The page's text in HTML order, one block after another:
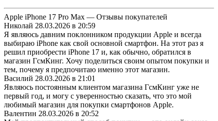
Apple iPhone 17 Pro Max — Отзывы покупателей
Николай 28.03.2026 в 20:59
Я являюсь давним поклонником продукции Apple и всегда
выбираю iPhone как свой основной смартфон. На этот раз я
решил приобрести iPhone 17 и, как обычно, обратился в
магазин ГсмКинг. Хочу поделиться своим опытом покупки и
тем, почему я предпочитаю именно этот магазин.
Василий 28.03.2026 в 21:01
Являюсь постоянным клиентом магазина ГсмКинг уже не
первый год, и могу с уверенностью сказать, что это мой
любимый магазин для покупки смартфонов Apple.
Валентин 28.03.2026 в 20:52